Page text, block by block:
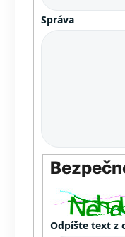
Správa
Odpíšte text z